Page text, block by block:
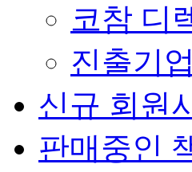
코참 디
진출기
신규 회원
판매중인